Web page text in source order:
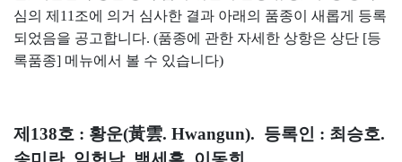
심의 제11조에 의거 심사한 결과 아래의 품종이 새롭게 등록
되었음을 공고합니다. (품종에 관한 자세한 상항은 상단 [등
록품종] 메뉴에서 볼 수 있습니다)
제138호 : 황운(黃雲. Hwangun). 등록인 : 최승호.